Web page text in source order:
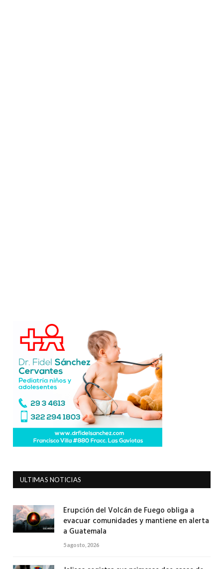
ULTIMAS NOTICIAS
Erupción del Volcán de Fuego obliga a
evacuar comunidades y mantiene en alerta
a Guatemala
5 agosto, 2026